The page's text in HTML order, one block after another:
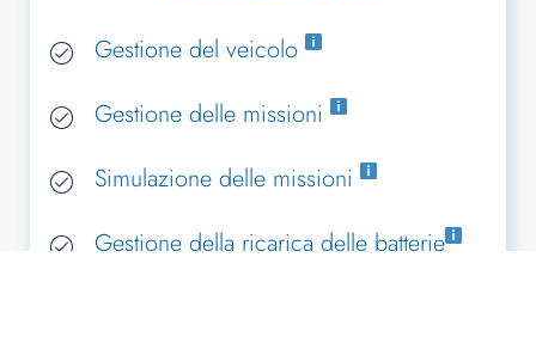
Gestione del veicolo
Gestione delle missioni
Simulazione delle missioni
Gestione della ricarica delle batterie